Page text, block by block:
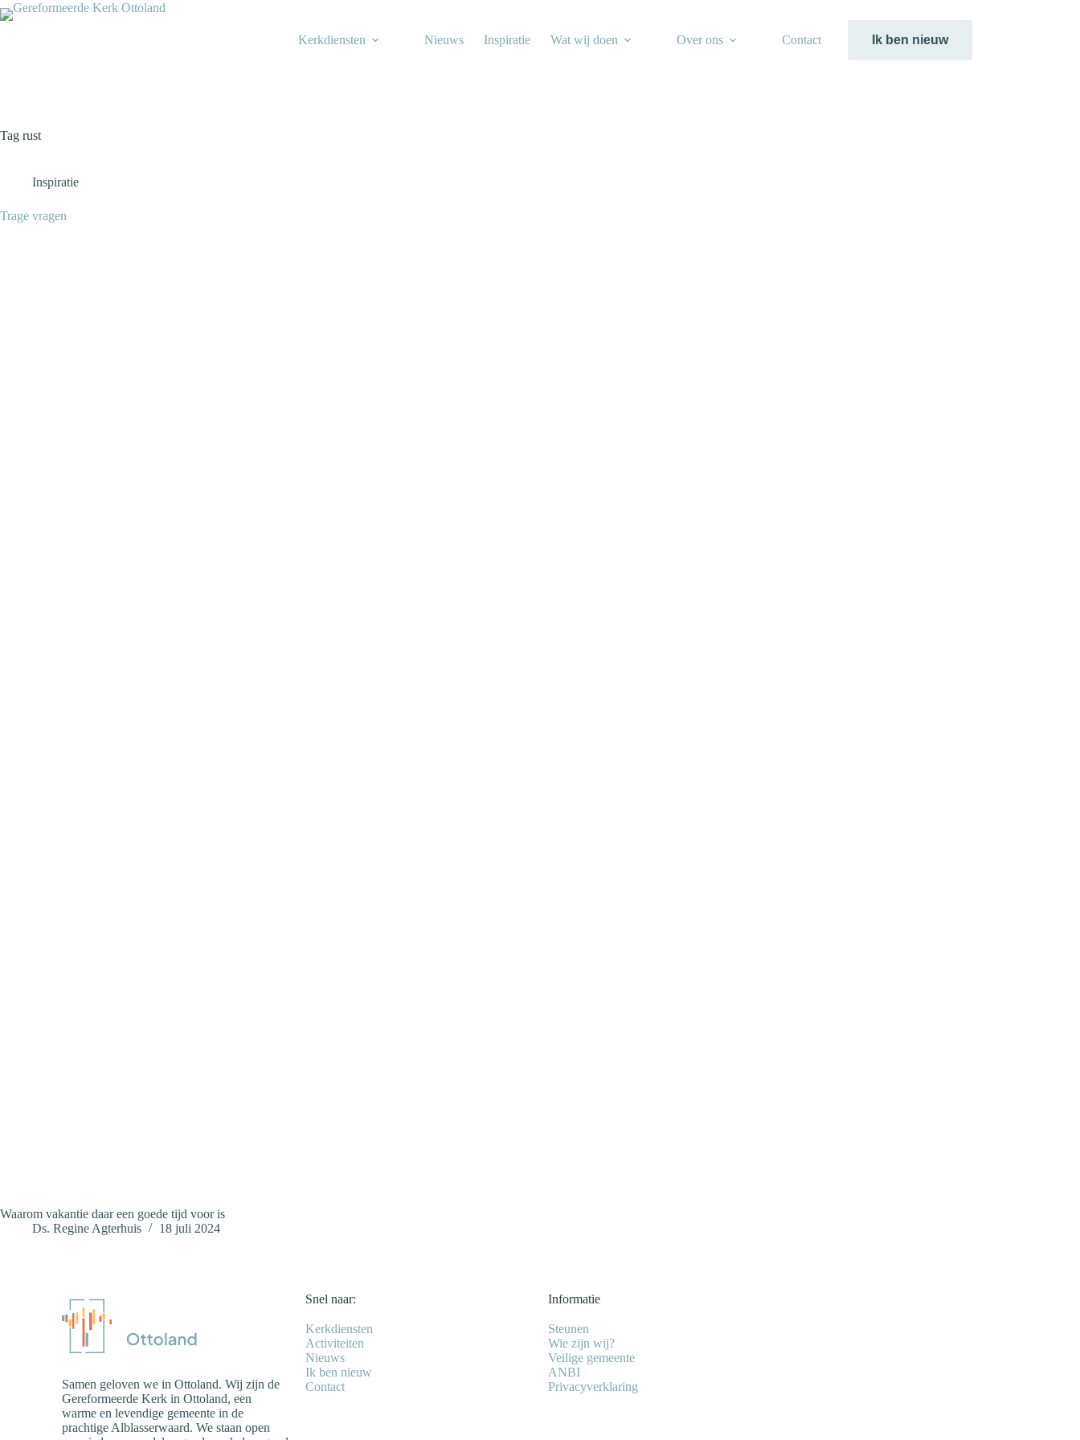
Kerkdiensten Nieuws Inspiratie Wat wij doen Over ons Contact Ik ben nieuw
Tag rust
Inspiratie
Trage vragen
Waarom vakantie daar een goede tijd voor is
Ds. Regine Agterhuis
18 juli 2024
Samen geloven we in Ottoland. Wij zijn de
Gereformeerde Kerk in Ottoland, een
warme en levendige gemeente in de
prachtige Alblasserwaard. We staan open
Snel naar:
Kerkdiensten
Activiteiten
Nieuws
Ik ben nieuw
Contact
Informatie
Steunen
Wie zijn wij?
Veilige gemeente
ANBI
Privacyverklaring